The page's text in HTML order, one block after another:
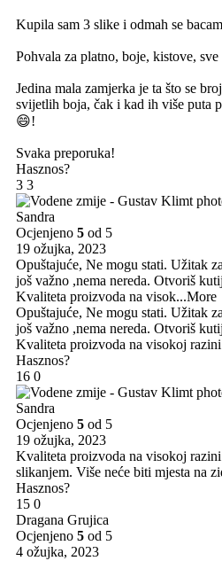
Kupila sam 3 slike i odmah se
Pohvala za platno, boje, kistove,
Jedina mala zamjerka je ta što se
svijetlih boja, čak i kad ih više puta
😄!
Svaka preporuka!
Hasznos?
3 3
Sandra
Ocjenjeno 5 od 5
19 ožujka, 2023
Opuštajuće, Ne mogu stati. Užitak
još važno ,nema nereda. Otvoriš
Kvaliteta proizvoda na visok...More
Opuštajuće, Ne mogu stati. Užitak
još važno ,nema nereda. Otvoriš
Kvaliteta proizvoda na visokoj
Hasznos?
16 0
Sandra
Ocjenjeno 5 od 5
19 ožujka, 2023
Kvaliteta proizvoda na visokoj
slikanjem. Više neće biti mjesta na
Hasznos?
15 0
Dragana Grujica
Ocjenjeno 5 od 5
4 ožujka, 2023